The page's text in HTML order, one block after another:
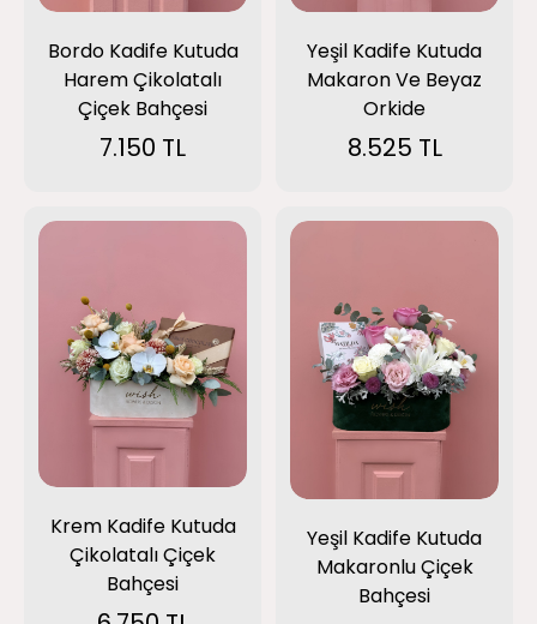
Bordo Kadife Kutuda
Harem Çikolatalı
Çiçek Bahçesi
7.150 TL
Yeşil Kadife Kutuda
Makaron Ve Beyaz
Orkide
8.525 TL
Krem Kadife Kutuda
Çikolatalı Çiçek
Bahçesi
Yeşil Kadife Kutuda
Makaronlu Çiçek
Bahçesi